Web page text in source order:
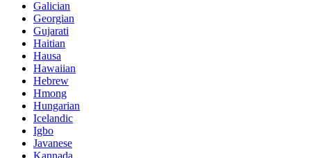
Galician
Georgian
Gujarati
Haitian
Hausa
Hawaiian
Hebrew
Hmong
Hungarian
Icelandic
Igbo
Javanese